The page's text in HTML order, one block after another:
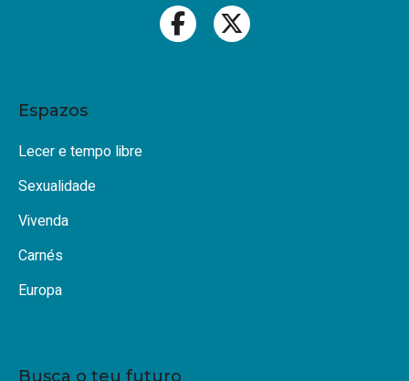
Espazos
Lecer e tempo libre
Sexualidade
Vivenda
Carnés
Europa
Busca o teu futuro